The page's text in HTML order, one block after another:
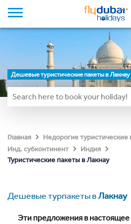
Дешевые туристические пакеты в Лакнау
Главная
Недорогие туристические
Инд. субконтинент
Индия
Туристические пакеты в Лакнау
Дешевые турпакеты вЛакнау
Эти предложения в